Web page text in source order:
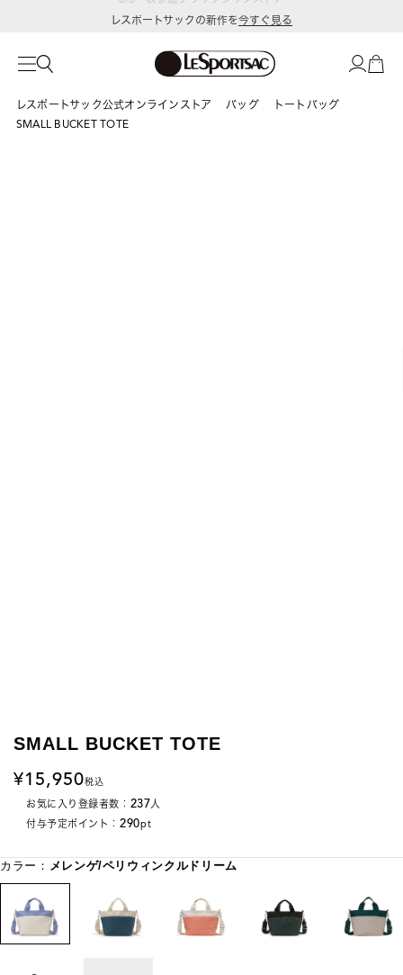
レスポートサックの新作を今すぐ見る
レスポートサック公式オンラインストア バッグ
トートバッグ
SMALL BUCKET TOTE
SMALL BUCKET TOTE
15,950税込
お気に入り登録者数： 237人
付与予定ポイント： 290pt
カラー： メレンゲ/ペリウィンクルドリーム